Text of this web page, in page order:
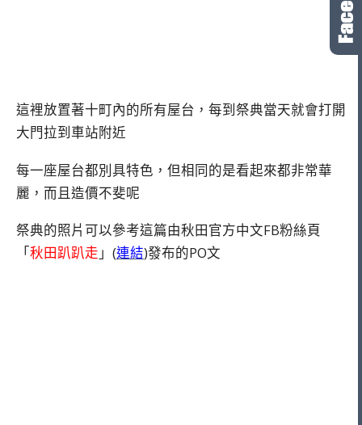
這裡放置著十町內的所有屋台，每到祭典當天就會打開
大門拉到車站附近
每一座屋台都別具特色，但相同的是看起來都非常華
麗，而且造價不斐呢
祭典的照片可以參考這篇由秋田官方中文FB粉絲頁
「秋田趴趴走 」(連結)發布的PO文